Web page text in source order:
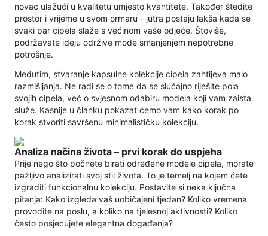
novac ulažući u kvalitetu umjesto kvantitete. Također štedite
prostor i vrijeme u svom ormaru - jutra postaju lakša kada se
svaki par cipela slaže s većinom vaše odjeće. Štoviše,
podržavate ideju održive mode smanjenjem nepotrebne
potrošnje.
Međutim, stvaranje kapsulne kolekcije cipela zahtijeva malo
razmišljanja. Ne radi se o tome da se slučajno riješite pola
svojih cipela, već o svjesnom odabiru modela koji vam zaista
služe. Kasnije u članku pokazat ćemo vam kako korak po
korak stvoriti savršenu minimalističku kolekciju.
Analiza načina života – prvi korak do uspjeha
Prije nego što počnete birati određene modele cipela, morate
pažljivo analizirati svoj stil života. To je temelj na kojem ćete
izgraditi funkcionalnu kolekciju. Postavite si neka ključna
pitanja: Kako izgleda vaš uobičajeni tjedan? Koliko vremena
provodite na poslu, a koliko na tjelesnoj aktivnosti? Koliko
često posjećujete elegantna događanja?